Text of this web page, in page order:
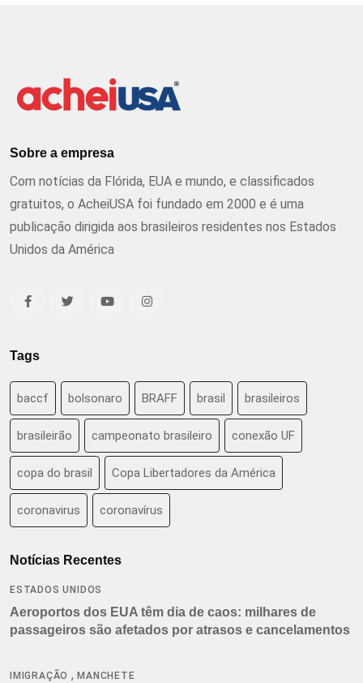
Sobre a empresa
Com notícias da Flórida, EUA e mundo, e classificados
gratuitos, o AcheiUSA foi fundado em 2000 e é uma
publicação dirigida aos brasileiros residentes nos Estados
Unidos da América
Tags
baccf bolsonaro BRAFF brasil brasileiros
brasileirão campeonato brasileiro conexão UF
copa do brasil Copa Libertadores da América
coronavirus coronavírus
Notícias Recentes
ESTADOS UNIDOS
Aeroportos dos EUA têm dia de caos: milhares de
passageiros são afetados por atrasos e cancelamentos
IMIGRAÇÃO ,MANCHETE